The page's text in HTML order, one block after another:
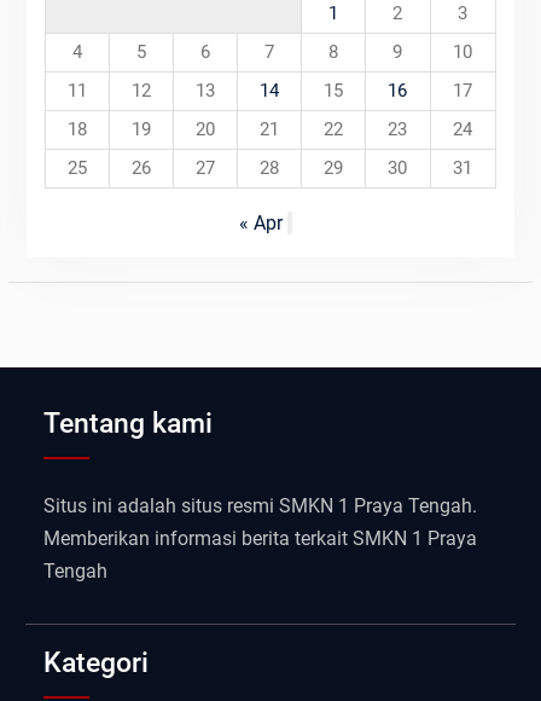
1
2
3
4
5 6 7 8 9
10
11
12 13 14 15 16
17
18
19 20 21 22 23
24
25
26 27 28 29 30 31
« Apr
Tentang kami
Situs ini adalah situs resmi SMKN 1 Praya Tengah.
Memberikan informasi berita terkait SMKN 1 Praya
Tengah
Kategori